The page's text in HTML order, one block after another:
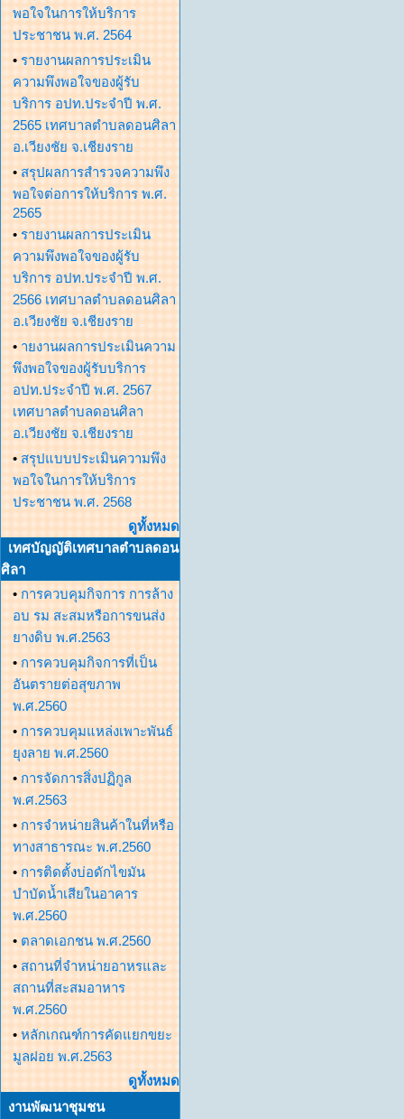
พอใจในการให้บริการ
ประชาชน พ.ศ. 2564
• รายงานผลการประเมิน
ความพึงพอใจของผู้รับ
บริการ อปท.ประจำปี พ.ศ.
2565 เทศบาลตำบลดอนศิลา
อ.เวียงชัย จ.เชียงราย
• สรุปผลการสำรวจความพึง
พอใจต่อการให้บริการ พ.ศ.
2565
• รายงานผลการประเมิน
ความพึงพอใจของผู้รับ
บริการ อปท.ประจำปี พ.ศ.
2566 เทศบาลตำบลดอนศิลา
อ.เวียงชัย จ.เชียงราย
• ายงานผลการประเมินความ
พึงพอใจของผู้รับบริการ
อปท.ประจำปี พ.ศ. 2567
เทศบาลตำบลดอนศิลา
อ.เวียงชัย จ.เชียงราย
• สรุปแบบประเมินความพึง
พอใจในการให้บริการ
ประชาชน พ.ศ. 2568
ดูทั้งหมด
เทศบัญญัติเทศบาลตำบลดอน
ศิลา
• การควบคุมกิจการ การล้าง
อบ รม สะสมหรือการขนส่ง
ยางดิบ พ.ศ.2563
• การควบคุมกิจการที่เป็น
อันตรายต่อสุขภาพ
พ.ศ.2560
• การควบคุมแหล่งเพาะพันธ์
ยุงลาย พ.ศ.2560
• การจัดการสิ่งปฏิกูล
พ.ศ.2563
• การจำหน่ายสินค้าในที่หรือ
ทางสาธารณะ พ.ศ.2560
• การติดตั้งบ่อดักไขมัน
บำบัดน้ำเสียในอาคาร
พ.ศ.2560
• ตลาดเอกชน พ.ศ.2560
• สถานที่จำหน่ายอาหรและ
สถานที่สะสมอาหาร
พ.ศ.2560
• หลักเกณฑ์การคัดแยกขยะ
มูลฝอย พ.ศ.2563
ดูทั้งหมด
งานพัฒนาชุมชน